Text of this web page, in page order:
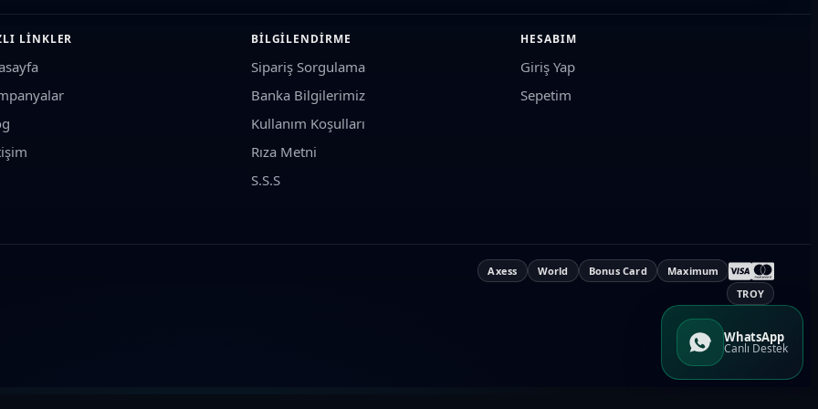
grupları
ateşleme bobini
telefon tutucu, branda ve tank pad
ve aynalar
LINKLER BILGILENDIRME
Sipariş Sorgulama
Banka Bilgilerimiz
Kullanım Koşulları
Rıza Metni
S.S.S
HESABIM
Giriş Yap
Sepetim
Axess World Bonus Card
Maximum
TROY
WhatsApp
Canlı Destek